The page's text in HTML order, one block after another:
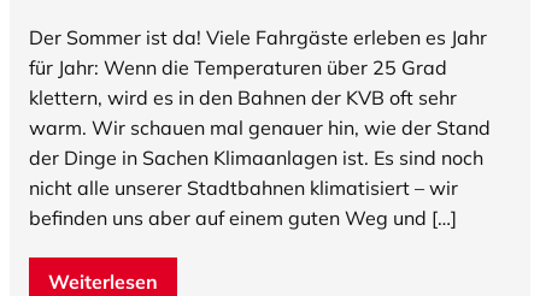
Der Sommer ist da! Viele Fahrgäste erleben es Jahr
für Jahr: Wenn die Temperaturen über 25 Grad
klettern, wird es in den Bahnen der KVB oft sehr
warm. Wir schauen mal genauer hin, wie der Stand
der Dinge in Sachen Klimaanlagen ist. Es sind noch
nicht alle unserer Stadtbahnen klimatisiert – wir
befinden uns aber auf einem guten Weg und […]
Weiterlesen